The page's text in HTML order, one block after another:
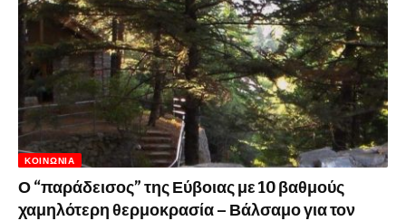
ΚΟΙΝΩΝΊΑ
Ο “παράδεισος” της Εύβοιας με 10 βαθμούς
χαμηλότερη θερμοκρασία – Βάλσαμο για τον